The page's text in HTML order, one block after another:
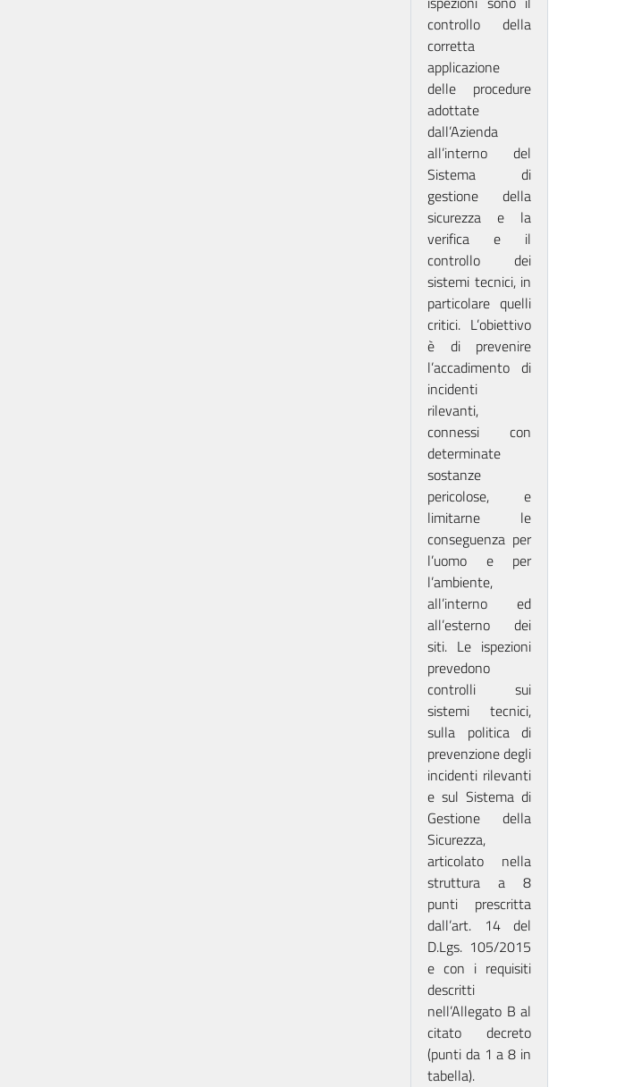
controllo della
corretta
applicazione
delle procedure
adottate
dall’Azienda
all’interno del
Sistema di
gestione della
sicurezza e la
verifica e il
controllo dei
sistemi tecnici, in
particolare quelli
critici. L’obiettivo
è di prevenire
l’accadimento di
incidenti
rilevanti,
connessi con
determinate
sostanze
pericolose, e
limitarne le
conseguenza per
l’uomo e per
l’ambiente,
all’interno ed
all’esterno dei
siti. Le ispezioni
prevedono
controlli sui
sistemi tecnici,
sulla politica di
prevenzione degli
incidenti rilevanti
e sul Sistema di
Gestione della
Sicurezza,
articolato nella
struttura a 8
punti prescritta
dall’art. 14 del
D.Lgs. 105/2015
e con i requisiti
descritti
nell’Allegato B al
citato decreto
(punti da 1 a 8 in
tabella).